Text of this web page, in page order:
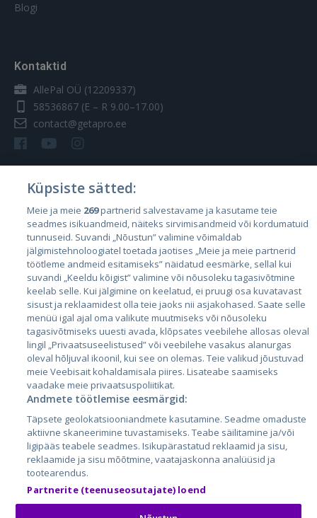
Blogi
Kontaktid
AllePal OÜ (12209337)
58536867 (E – R 9.00–17.00)
contact@getapro.ee
Riigid
Eesti
Läti
Leedu
City24.lv
City24.ee
GetaPro.lv
GetaPro.ee
Skelbiu.lt
Autoplius.lt
Aruodas.lt
CVbankas.lt
Kainos.lt
Paslaugos.lt
auto24.ee
Osta.ee
KuldneBörs.ee
Küpsiste sätted:
Meie ja meie 269partnerid salvestavame ja kasutame teie
seadmes isikuandmeid, näiteks sirvimisandmeid või kordumatuid
tunnuseid. Suvandi „Nõustun” valimine võimaldab
jälgimistehnoloogiatel toetada jaotises „Meie ja meie partnerid
töötleme andmeid esitamiseks” näidatud eesmärke, sellal kui
suvandi „Keeldu kõigist” valimine või nõusoleku tagasivõtmine
keelab selle. Kui jälgimine on keelatud, ei pruugi osa kuvatavast
sisust ja reklaamidest olla teie jaoks nii asjakohased. Saate selle
menüü igal ajal oma valikute muutmiseks või nõusoleku
tagasivõtmiseks uuesti avada, klõpsates veebilehe allosas oleval
lingil „Privaatsuseelistused” või veebilehe vasakus alanurgas
oleval hõljuval ikoonil, kui see on olemas. Teie valikud jõustuvad
meie Veebisait kohaldamisala piires. Lisateabe saamiseks
vaadake meie privaatsuspoliitikat.
Andmete töötlemise eesmärgid:
Täpsete geolokatsiooniandmete kasutamine. Seadme omaduste
aktiivne skaneerimine tuvastamiseks. Teabe säilitamine ja/või
ligipääs teabele seadmes. Isikupärastatud reklaamid ja sisu,
reklaamide ja sisu mõõtmine, vaatajaskonna analüüsid ja
tootearendus.
Partnerite (teenuseosutajate) loend